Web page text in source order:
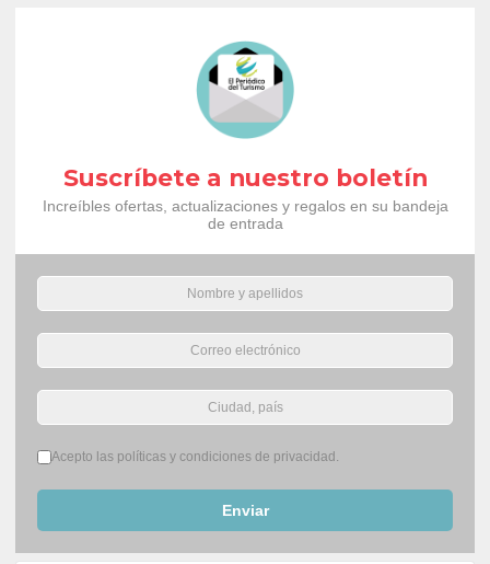
Suscríbete a nuestro boletín
Increíbles ofertas, actualizaciones y regalos en su bandeja
de entrada
Términos del servicio*
Acepto las políticas y condiciones de privacidad.
Enviar